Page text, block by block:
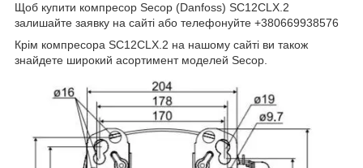
Щоб купити компресор Secop (Danfoss) SC12CLX.2
залишайте заявку на сайті або телефонуйте +380669938576
Крім компресора SC12CLX.2 на нашому сайті ви також
знайдете широкий асортимент моделей Secop.